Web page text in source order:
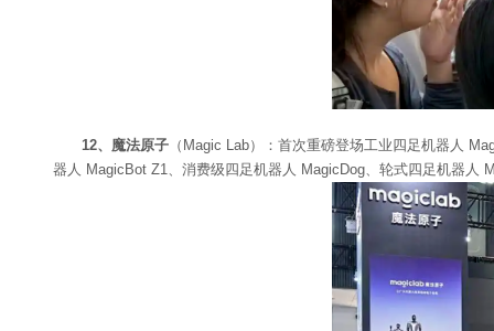
12、魔法原子 （Magic Lab）：首次重磅登场工业四足机器人
器人 MagicBot Z1、消费级四足机器人 MagicDog、轮式四足机器人